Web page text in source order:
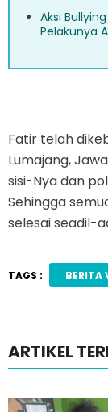
Aksi
Pelakunya
Fatir telah
Lumajang,
sisi-Nya dan
Sehingga
selesai seadil-
TAGS : BERITA
ARTIKEL